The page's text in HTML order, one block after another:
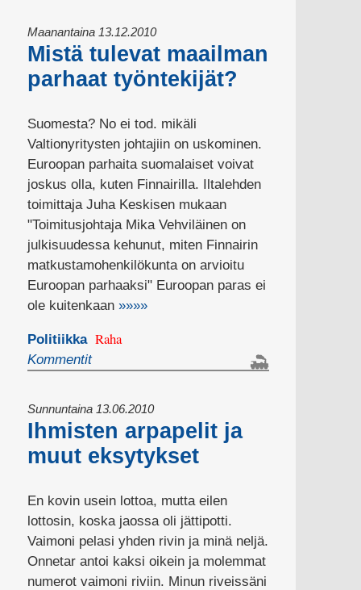
Maanantaina 13.12.2010
Mistä tulevat maailman
parhaat työntekijät?
Suomesta? No ei tod. mikäli
Valtionyritysten johtajiin on uskominen.
Euroopan parhaita suomalaiset voivat
joskus olla, kuten Finnairilla. Iltalehden
toimittaja Juha Keskisen mukaan
"Toimitusjohtaja Mika Vehviläinen on
julkisuudessa kehunut, miten Finnairin
matkustamohenkilökunta on arvioitu
Euroopan parhaaksi" Euroopan paras ei
ole kuitenkaan»»»»
Politiikka Raha
Kommentit
Sunnuntaina 13.06.2010
Ihmisten arpapelit ja
muut eksytykset
En kovin usein lottoa, mutta eilen
lottosin, koska jaossa oli jättipotti.
Vaimoni pelasi yhden rivin ja minä neljä.
Onnetar antoi kaksi oikein ja molemmat
numerot vaimoni riviin. Minun riveissäni